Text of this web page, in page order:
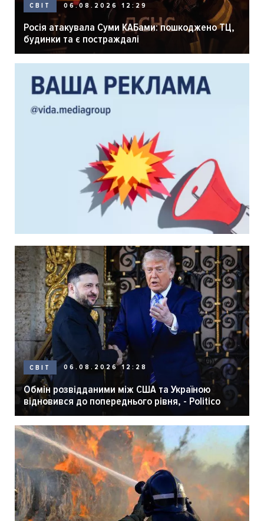
СВІТ 06.08.2026 12:29
Росія атакувала Суми КАБами: пошкоджено ТЦ,
будинки та є постраждалі
СВІТ 06.08.2026 12:28
Обмін розвідданими між США та Україною
відновився до попереднього рівня, - Politico